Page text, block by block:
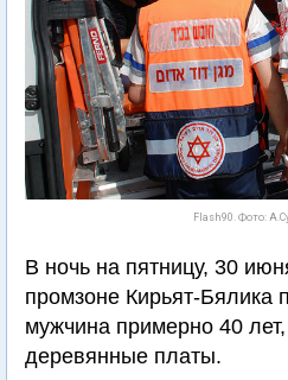
Flash90. Фото:
В ночь на пятницу, 30
промзоне Кирьят-Бялика
мужчина примерно 40
деревянные платы.